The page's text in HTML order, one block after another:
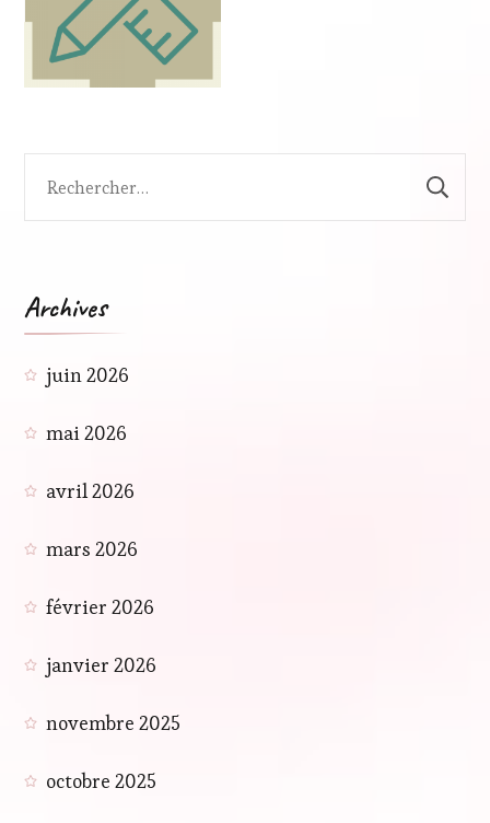
Archives
juin 2026
mai 2026
avril 2026
mars 2026
février 2026
janvier 2026
novembre 2025
octobre 2025